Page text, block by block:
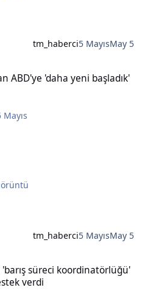
tm_haberci5 MayısMay 5
ABD'ye 'daha yeni başladık'
Mayıs
tm_haberci5 MayısMay 5
süreci koordinatörlüğü'
verdi